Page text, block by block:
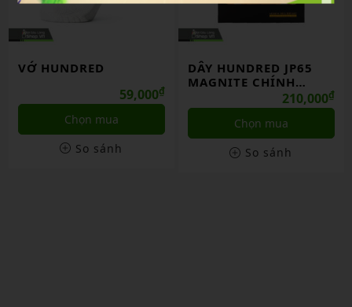
VỚ HUNDRED
59,000₫
Chọn mua
So sánh
DÂY HUNDRED JP65
MAGNITE CHÍNH
210,000₫
Chọn mua
So sánh